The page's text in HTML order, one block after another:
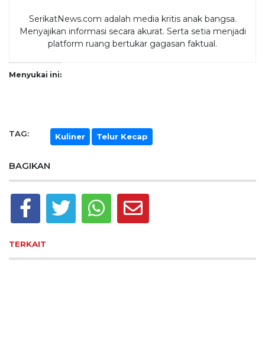
SerikatNews.com adalah media kritis anak bangsa.
Menyajikan informasi secara akurat. Serta setia menjadi
platform ruang bertukar gagasan faktual.
Menyukai ini:
TAG: Kuliner Telur Kecap
BAGIKAN
TERKAIT